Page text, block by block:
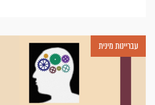
עבריינות מינית